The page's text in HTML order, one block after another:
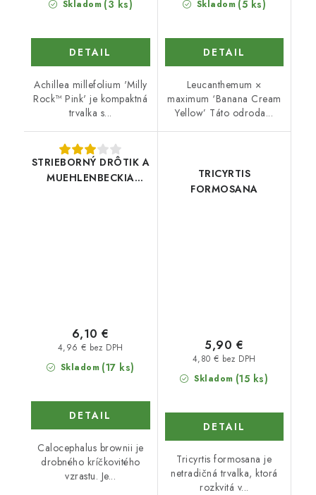
Skladom (3 ks)
DETAIL
Achillea millefolium 'Milly
Rock™ Pink' je kompaktná
trvalka s...
Skladom (5 ks)
DETAIL
Leucanthemum ×
maximum ‘Banana Cream
Yellow’ Táto odroda...
STRIEBORNÝ DRÔTIK A
MUEHLENBECKIA
Skladom (17 ks)
4,96 € bez DPH
6,10 €
DETAIL
Calocephalus brownii je
drobného kríčkovitého
vzrastu. Je...
TRICYRTIS
FORMOSANA
Skladom (15 ks)
4,80 € bez DPH
5,90 €
DETAIL
Tricyrtis formosana je
netradičná trvalka, ktorá
rozkvitá v...